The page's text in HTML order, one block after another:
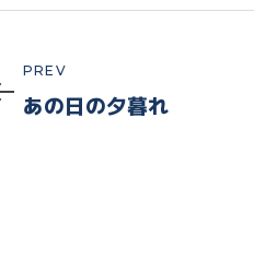
Prev
PREV
あの日の夕暮れ